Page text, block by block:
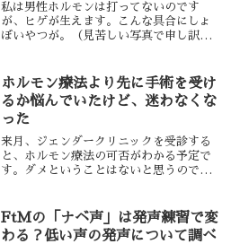
私は男性ホルモンは打ってないのです
が、ヒゲが生えます。こんな具合にしょ
ぼいやつが。（見苦しい写真で申し訳な
上、毛抜きで産毛を抜き続けたせい。小
学校の高学年ころから、大...
ホルモン療法より先に手術を受け
るか悩んでいたけど、迷わなくな
った
来月、ジェンダークリニックを受診する
と、ホルモン療法の可否がわかる予定で
す。ダメということはないと思うので、
り先に手術で胸を取ろうか悩んでいまし
た。白崎胸が存在している...
FtMの「ナベ声」は発声練習で変
わる？低い声の発声について調べ